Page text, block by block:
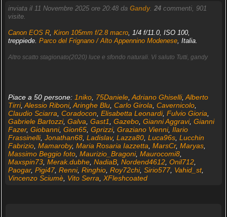
inviata il 11 Novembre 2025 ore 20:48 da Gandy. 24commenti, 901
visite.
Canon EOS R, Kiron 105mm f/2.8 macro, 1/4 f/11.0, ISO 100,
treppiede. Parco del Frignano / Alto Appennino Modenese, Italia.
Altro scatto stagionato(2020) luce e sfondo naturali. Vi saluto Tutti, gandy
Piace a 50 persone: 1niko, 75Daniele,Adriano Ghiselli,Alberto
Tirri,Alessio Riboni,Aringhe Blu, Carlo Girola, Cavernicolo,
Claudio Sciarra, Coradocon, Elisabetta Leonardi, Fulvio Gioria,
Gabriele Bartozzi, Galva, Gast1, Gazebo, Gianni Aggravi, Gianni
Fazer, Giobanni, Gion65, Gprizzi, Graziano Vienni, Ilario
Frassinelli, Jonathan68, Ladislav, Lazza80, Luca96s, Lucchin
Fabrizio, Mamaroby, Maria Rosaria Iazzetta, MarsCr, Maryas,
Massimo Beggio foto, Maurizio_Bragoni, Maurocomi8,
Maxspin73, Merak.dubhe, NadiaB, Nordend4612, Onil712,
Paogar, Pigi47, Renni, Ringhio, Roy72chi, Sirio577, Vahid_st,
Vincenzo Sciumè, Vito Serra, XFleshcoated